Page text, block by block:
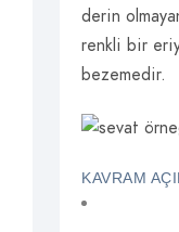
derin
renkli bir
bezemedir.
KAVRAM